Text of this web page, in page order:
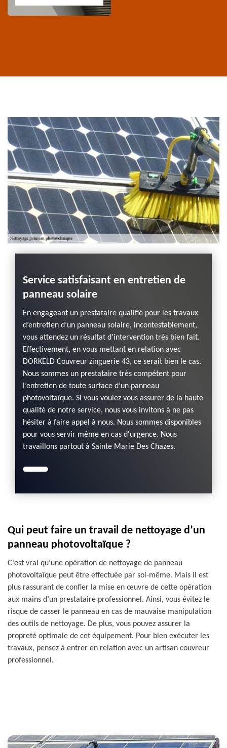
de rive 43
Haute-Loire
Service satisfaisant en entretien de
panneau solaire
En engageant un prestataire qualifié pour les travaux
d’entretien d’un panneau solaire, incontestablement,
vous attendez un résultat d’intervention très bien fait.
Effectivement, en vous mettant en relation avec
DORKELD Couvreur zinguerie 43, ce serait bien le cas.
Nous sommes un prestataire très compétent pour
l’entretien de toute surface d’un panneau
photovoltaïque. Si vous voulez vous assurer de la haute
qualité de notre service, nous vous invitons à ne pas
hésiter à faire appel à nous. Nous sommes disponibles
pour vous servir même en cas d'urgence. Nous
travaillons partout à Sainte Marie Des Chazes.
Qui peut faire un travail de nettoyage d’un
panneau photovoltaïque ?
C’est vrai qu’une opération de nettoyage de panneau
photovoltaïque peut être effectuée par soi-même. Mais il est
plus rassurant de confier la mise en œuvre de cette opération
aux mains d’un prestataire professionnel. Ainsi, vous évitez le
risque de casser le panneau en cas de mauvaise manipulation
des outils de nettoyage. De plus, vous pouvez assurer la
propreté optimale de cet équipement. Pour bien exécuter les
travaux, pensez à entrer en relation avec un artisan couvreur
professionnel.